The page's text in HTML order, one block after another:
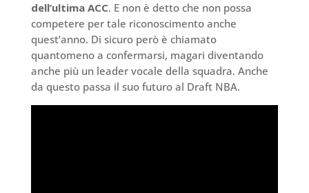
dell’ultima ACC. E non è detto che non possa
competere per tale riconoscimento anche
quest’anno. Di sicuro però è chiamato
quantomeno a confermarsi, magari diventando
anche più un leader vocale della squadra. Anche
da questo passa il suo futuro al Draft NBA.